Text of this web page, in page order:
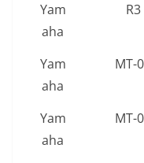
Yam
aha
R3
Yam
aha
MT-
Yam
aha
MT-